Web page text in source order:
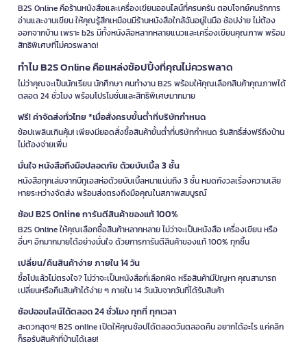
B2S Online คือร้านหนังสือและเครื่องเขียนออนไลน์ที่ครบครัน ตอบโจทย์คนรักการ
อ่านและงานเขียน ให้คุณรู้สึกเหมือนมีร้านหนังสือใกล้ฉันอยู่ในมือ ช้อปง่าย ไม่ต้อง
ออกจากบ้าน เพราะ b2s มีทั้งหนังสือหลากหลายแนวและเครื่องเขียนคุณภาพ พร้อม
สิทธิพิเศษที่ไม่ควรพลาด!
ทำไม B2S Online คือแหล่งช้อปปิ้งที่คุณไม่ควรพลาด
ไม่ว่าคุณจะเป็นนักเรียน นักศึกษา คนทำงาน B2S พร้อมให้คุณเลือกสินค้าคุณภาพได้
ตลอด 24 ชั่วโมง พร้อมโปรโมชั่นและสิทธิพิเศษมากมาย
ฟรี! ค่าจัดส่งทั่วไทย *เมื่อสั่งครบขั้นต่ำที่บริษัทกำหนด
ช้อปเพลินเกินคุ้ม! เพียงมียอดสั่งซื้อสินค้าขั้นต่ำที่บริษัทกำหนด รับสิทธิ์ส่งฟรีถึงบ้าน
ไม่ต้องจ่ายเพิ่ม
มั่นใจ หนังสือถึงมือปลอดภัย ด้วยบับเบิ้ล 3 ชั้น
หนังสือทุกเล่มจากบีทูเอสห่อด้วยบับเบิ้ลหนาแน่นถึง 3 ชั้น หมดกังวลเรื่องความเสีย
หายระหว่างจัดส่ง พร้อมส่งตรงถึงมือคุณในสภาพสมบูรณ์
ช้อป B2S Online การันตีสินค้าของแท้ 100%
B2S Online ให้คุณเลือกซื้อสินค้าหลากหลาย ไม่ว่าจะเป็นหนังสือ เครื่องเขียน หรือ
อื่นๆ อีกมากมายได้อย่างมั่นใจ ด้วยการการันตีสินค้าของแท้ 100% ทุกชิ้น
เปลี่ยน/คืนสินค้าง่าย ภายใน 14 วัน
ซื้อไปแล้วไม่ตรงใจ? ไม่ว่าจะเป็นหนังสือที่เลือกผิด หรือสินค้ามีปัญหา คุณสามารถ
เปลี่ยนหรือคืนสินค้าได้ง่าย ๆ ภายใน 14 วันนับจากวันที่ได้รับสินค้า
ช้อปออนไลน์ได้ตลอด 24 ชั่วโมง ทุกที่ ทุกเวลา
สะดวกสุดๆ! B2S online เปิดให้คุณช้อปได้ตลอดวันตลอดคืน อยากได้อะไร แค่คลิก
ก็รอรับสินค้าที่บ้านได้เลย!